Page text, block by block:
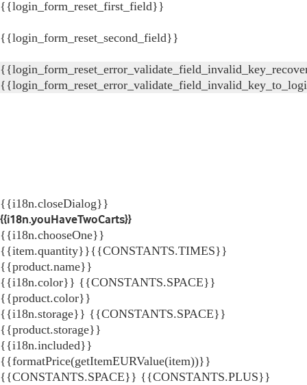
{{login_form_reset_first_field}}
{{login_form_reset_second_field}}
{{i18n.closeDialog}}
{{i18n.youHaveTwoCarts}}
{{i18n.chooseOne}}
{{item.quantity}}{{CONSTANTS.TIMES}}
{{product.name}}
{{i18n.color}} {{CONSTANTS.SPACE}}
{{product.color}}
{{i18n.storage}} {{CONSTANTS.SPACE}}
{{product.storage}}
{{i18n.included}}
{{formatPrice(getItemEURValue(item))}}
{{CONSTANTS.SPACE}} {{CONSTANTS.PLUS}}